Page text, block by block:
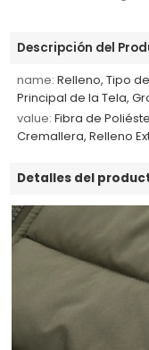
Descripción del
name: Relleno, Tipo
Principal de la Tela,
value: Fibra de
Cremallera, Relleno
Detalles del